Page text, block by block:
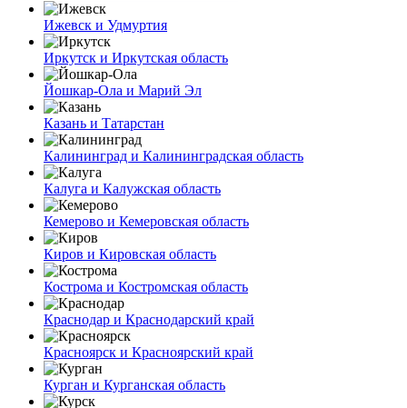
Ижевск и Удмуртия
Иркутск и Иркутская область
Йошкар-Ола и Марий Эл
Казань и Татарстан
Калининград и Калининградская область
Калуга и Калужская область
Кемерово и Кемеровская область
Киров и Кировская область
Кострома и Костромская область
Краснодар и Краснодарский край
Красноярск и Красноярский край
Курган и Курганская область